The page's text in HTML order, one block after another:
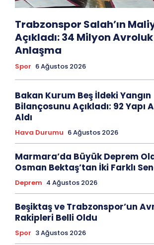
Trabzonspor Salah’ın
Açıkladı: 34 Milyon
Anlaşma
Spor 6 Ağustos 2026
Bakan Kurum Beş İldeki Yangın
Bilançosunu Açıkladı: 92 Yapı
Aldı
Hava Durumu 6 Ağustos 2026
Marmara’da Büyük Deprem
Osman Bektaş’tan İki Farklı
Deprem 4 Ağustos 2026
Beşiktaş ve Trabzonspor’un
Rakipleri Belli Oldu
Spor 3 Ağustos 2026